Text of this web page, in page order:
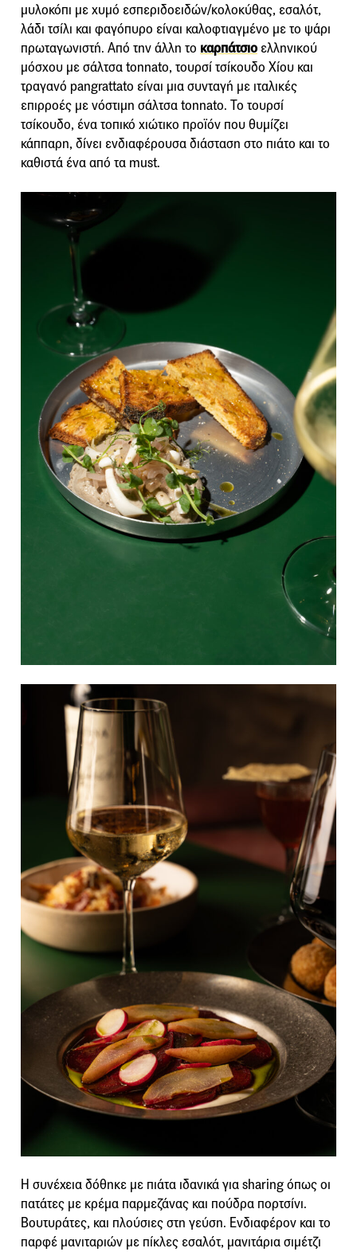
μυλοκόπι με χυμό εσπεριδοειδών/κολοκύθας, εσαλότ,
λάδι τσίλι και φαγόπυρο είναι καλοφτιαγμένο με το ψάρι
πρωταγωνιστή. Από την άλλη το καρπάτσιο ελληνικού
μόσχου με σάλτσα tonnato, τουρσί τσίκουδο Χίου και
τραγανό pangrattato είναι μια συνταγή με ιταλικές
επιρροές με νόστιμη σάλτσα tonnato. Το τουρσί
τσίκουδο, ένα τοπικό χιώτικο προϊόν που θυμίζει
κάππαρη, δίνει ενδιαφέρουσα διάσταση στο πιάτο και το
καθιστά ένα από τα must.
Η συνέχεια δόθηκε με πιάτα ιδανικά για sharing όπως οι
πατάτες με κρέμα παρμεζάνας και πούδρα πορτσίνι.
Βουτυράτες, και πλούσιες στη γεύση. Ενδιαφέρον και το
παρφέ μανιταριών με πίκλες εσαλότ, μανιτάρια σιμέτζι